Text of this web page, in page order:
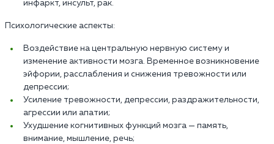
инфаркт, инсульт, рак.
Психологические аспекты:
Воздействие на центральную нервную систему и
изменение активности мозга. Временное возникновение
эйфории, расслабления и снижения тревожности или
депрессии;
Усиление тревожности, депрессии, раздражительности,
агрессии или апатии;
Ухудшение когнитивных функций мозга — память,
внимание, мышление, речь;